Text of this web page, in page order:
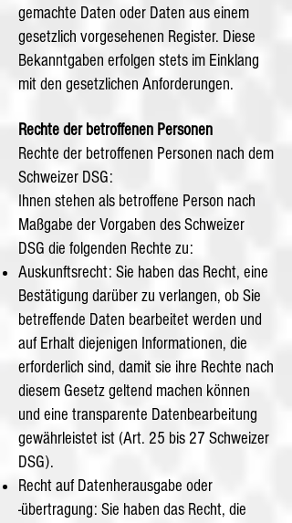
gemachte Daten oder Daten aus einem
gesetzlich vorgesehenen Register. Diese
Bekanntgaben erfolgen stets im Einklang
mit den gesetzlichen Anforderungen.
Rechte der betroffenen Personen
Rechte der betroffenen Personen nach dem
Schweizer DSG:
Ihnen stehen als betroffene Person nach
Maßgabe der Vorgaben des Schweizer
DSG die folgenden Rechte zu:
Auskunftsrecht: Sie haben das Recht, eine
Bestätigung darüber zu verlangen, ob Sie
betreffende Daten bearbeitet werden und
auf Erhalt diejenigen Informationen, die
erforderlich sind, damit sie ihre Rechte nach
diesem Gesetz geltend machen können
und eine transparente Datenbearbeitung
gewährleistet ist (Art. 25 bis 27 Schweizer
DSG).
Recht auf Datenherausgabe oder
-übertragung: Sie haben das Recht, die